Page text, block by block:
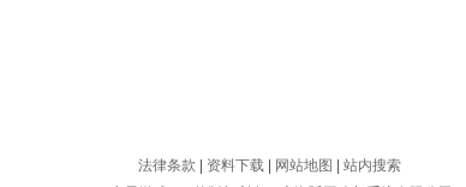
法律条款 资料下载| 网站地图
站内搜索